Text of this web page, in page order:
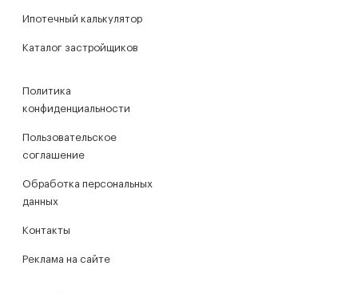
Ипотечный калькулятор
Каталог застройщиков
Политика
конфиденциальности
Пользовательское
соглашение
Обработка персональных
данных
Контакты
Реклама на сайте